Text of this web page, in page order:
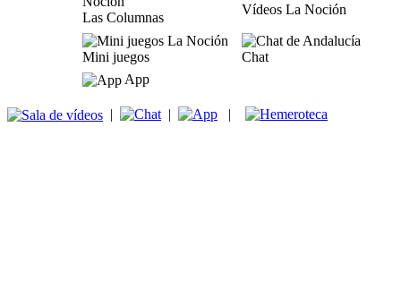
Las Columnas
Vídeos La Noción
Mini juegos
Chat
App
| | |